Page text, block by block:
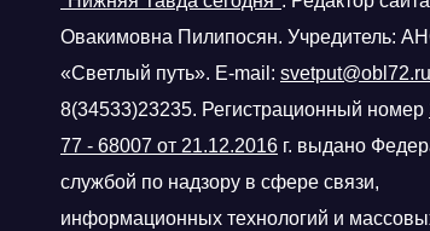
Овакимовна Пилипосян. Учредитель:
«Светлый путь». E-mail: svetput@obl72.ru
8(34533)23235. Регистрационный номер
77 - 68007 от 21.12.2016 г. выдано
службой по надзору в сфере связи,
информационных технологий и